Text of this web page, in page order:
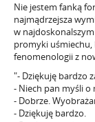
Nie jestem fanką
najmądrzejsza
w
promyki uśmiechu,
fenomenologii z
"- Dziękuję bardzo
- Niech pan myśli o
- Dobrze.
- Dziękuję bardzo.